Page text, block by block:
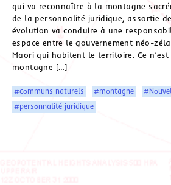
qui va reconnaître à la montagne
de la personnalité juridique, assortie
évolution va conduire à une
espace entre le gouvernement néo-
Maori qui habitent le territoire. Ce
montagne […]
#communs naturels #montagne
#personnalité juridique